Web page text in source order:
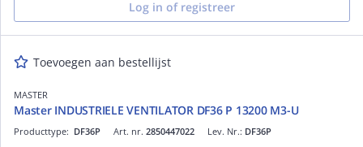
Log in of registreer
Toevoegen aan bestellijst
MASTER
Master INDUSTRIELE VENTILATOR DF36 P 13200 M3-U
Art. nr. 2850447022
Producttype: DF36P Lev. Nr.: DF36P